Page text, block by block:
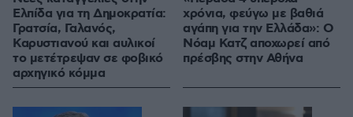
Ελπίδα για τη Δημοκρατία:
Γρατσία, Γαλανός,
Καρυστιανού και αυλικοί
το μετέτρεψαν σε φοβικό
αρχηγικό κόμμα
χρόνια, φεύγω με βαθιά
αγάπη για την Ελλάδα»: Ο
Νόαμ Κατζ αποχωρεί από
πρέσβης στην Αθήνα